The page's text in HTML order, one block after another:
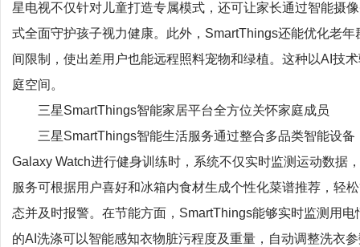
星电视不仅针对儿童打造专属模式，还可让家长通过智能摄
式全面守护孩子视力健康。此外，SmartThings还能优化老
间限制，使出差用户也能远程照料宠物和绿植。这种以AI技
庭空间。
三星SmartThings智能家居平台全方位关怀家庭成员
三星SmartThings智能生活服务通过整合多品类智能设备
Galaxy Watch进行健身训练时，系统不仅实时监测运动数据
服务可根据用户喜好和冰箱内食材生成个性化菜谱推荐，轻
态并及时报警。在节能方面，SmartThings能够实时监测用
的AI洗涤可以智能感知衣物脏污程度及重量，自动调整洗衣